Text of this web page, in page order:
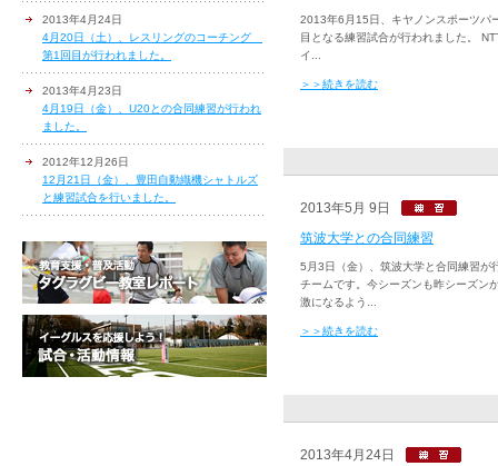
2013年4月24日
4月20日（土）、レスリングのコーチング
第1回目が行われました。
2013年4月23日
4月19日（金）、U20との合同練習が行われ
ました。
2012年12月26日
12月21日（金）、豊田自動織機シャトルズ
と練習試合を行いました。
2013年6月15日、キヤノンスポーツパ
目となる練習試合が行われました。
イ...
＞＞続きを読む
2013年5月 9日
筑波大学との合同練習
5月3日（金）、筑波大学と合同練習が
チームです。今シーズンも昨シーズン
激になるよう...
＞＞続きを読む
2013年4月24日